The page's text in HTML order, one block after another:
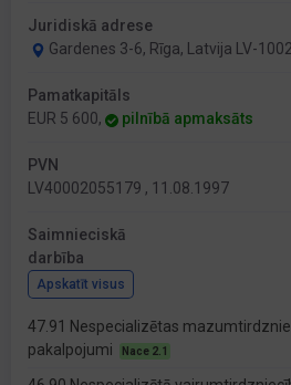
Juridiskā adrese
Gardenes 3-6, Rīga, Latvija LV-
Pamatkapitāls
EUR 5 600,
pilnībā apmaksāts
PVN
LV40002055179 , 11.08.1997
Saimnieciskā
darbība
Apskatīt visus
47.91 Nespecializētas
pakalpojumi
Nace 2.1